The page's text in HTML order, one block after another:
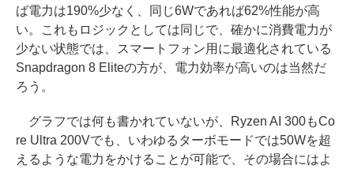
ば電力は190%少なく、同じ6Wであれば62%性能が高
い。これもロジックとしては同じで、確かに消費電力が
少ない状態では、スマートフォン用に最適化されている
Snapdragon 8 Eliteの方が、電力効率が高いのは当然だ
ろう。
グラフでは何も書かれていないが、Ryzen AI 300もCo
re Ultra 200Vでも、いわゆるターボモードでは50Wを超
えるような電力をかけることが可能で、その場合にはよ